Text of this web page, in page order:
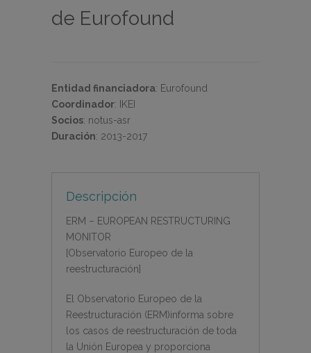
de Eurofound
Entidad financiadora: Eurofound
Coordinador:
IKEI
Socios: notus-asr
Duración: 2013-2017
Descripción
ERM – EUROPEAN RESTRUCTURING
MONITOR
[Observatorio Europeo de la
reestructuración]
El Observatorio Europeo de la
Reestructuración (ERM)informa sobre
los casos de reestructuración de toda
la Unión Europea y proporciona